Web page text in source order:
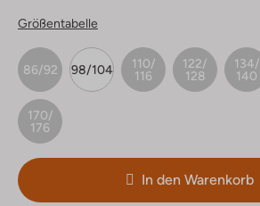
Größentabelle
86/92 98/104
110/
116
122/
128
134/
140
170/
176
In den Warenkorb